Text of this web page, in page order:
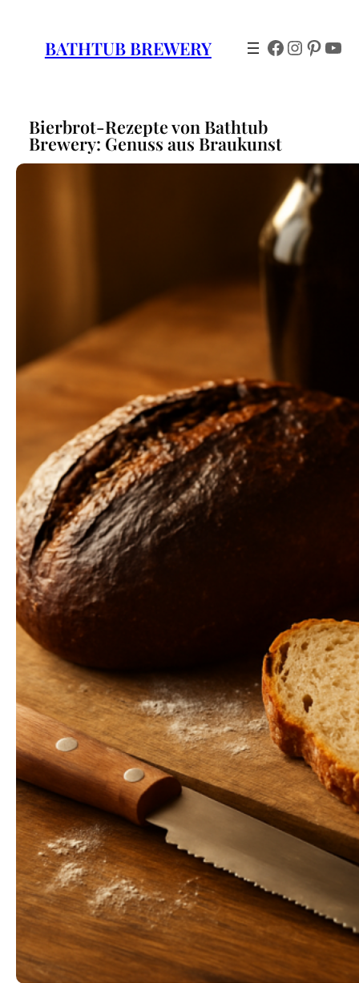
springenBATHTUB BREWERY Facebook
Bierbrot-Rezepte von Bathtub
Brewery: Genuss aus Braukunst